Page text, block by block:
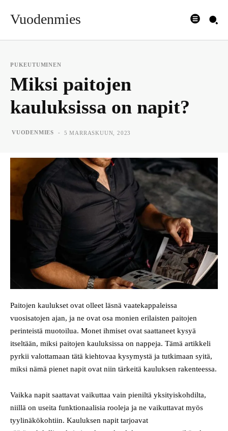
Vuodenmies
PUKEUTUMINEN
Miksi paitojen
kauluksissa on napit?
VUODENMIES - 5 MARRASKUUN, 2023
Paitojen kaulukset ovat olleet läsnä vaatekappaleissa
vuosisatojen ajan, ja ne ovat osa monien erilaisten paitojen
perinteistä muotoilua. Monet ihmiset ovat saattaneet kysyä
itseltään, miksi paitojen kauluksissa on nappeja. Tämä artikkeli
pyrkii valottamaan tätä kiehtovaa kysymystä ja tutkimaan syitä,
miksi nämä pienet napit ovat niin tärkeitä kauluksen rakenteessa.
Vaikka napit saattavat vaikuttaa vain pieniltä yksityiskohdilta,
niillä on useita funktionaalisia rooleja ja ne vaikuttavat myös
tyylinäkökohtiin. Kauluksen napit tarjoavat